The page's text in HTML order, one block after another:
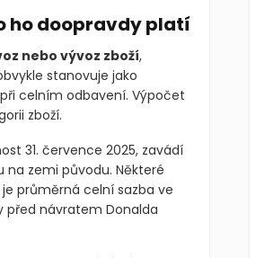
ho doopravdy platí
nebo vývoz zboží,
stanovuje jako
celním odbavení. Výpočet
zboží.
31. července 2025, zavádí
na zemi původu. Některé
průměrná celní sazba ve
před návratem Donalda